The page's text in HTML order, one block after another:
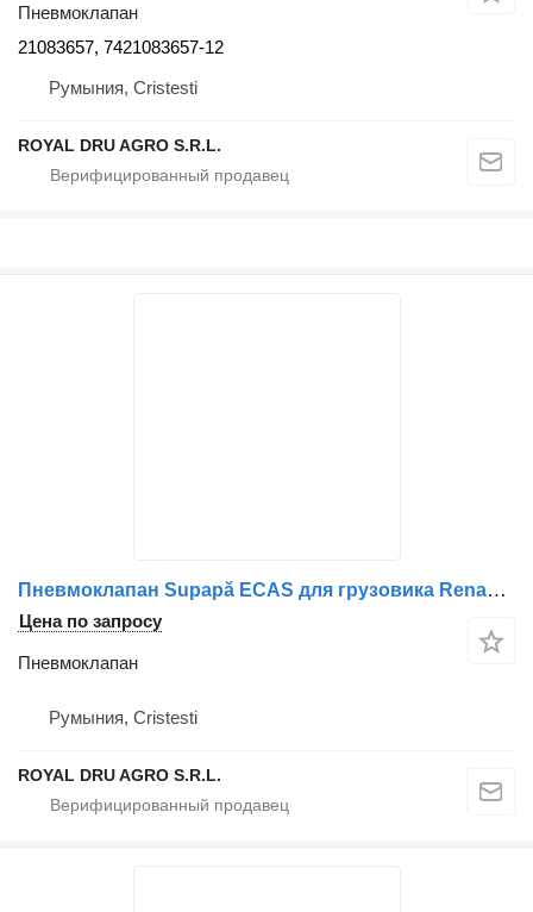
Пневмоклапан
21083657, 7421083657-12
Румыния, Cristesti
ROYAL DRU AGRO S.R.L.
Пневмоклапан Supapă ECAS для грузовика Renault 21083657 / 7421083657
Цена по запросу
Пневмоклапан
Румыния, Cristesti
ROYAL DRU AGRO S.R.L.